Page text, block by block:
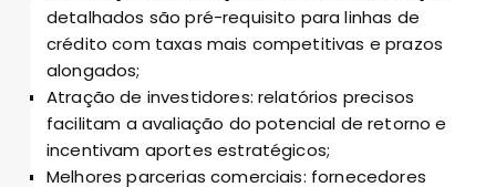
detalhados são pré-requisito para linhas de
crédito com taxas mais competitivas e prazos
alongados;
Atração de investidores: relatórios precisos
facilitam a avaliação do potencial de retorno e
incentivam aportes estratégicos;
Melhores parcerias comerciais: fornecedores